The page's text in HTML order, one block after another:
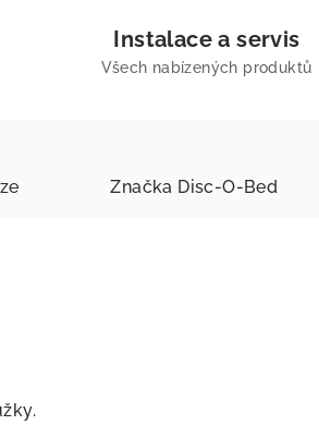
Instalace a servis
Všech nabízených produktů
Značka Disc-O-Bed